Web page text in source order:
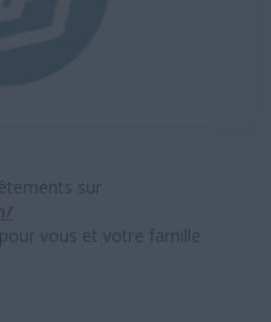
sur
vous et votre famille